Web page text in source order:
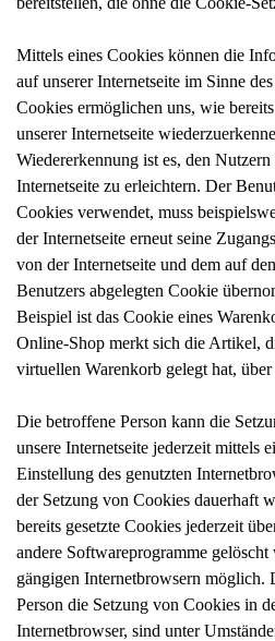
Mittels eines Cookies können die
auf unserer Internetseite im Sinne
Cookies ermöglichen uns, wie
unserer Internetseite
Wiedererkennung ist es, den
Internetseite zu erleichtern. Der
Cookies verwendet, muss
der Internetseite erneut seine
von der Internetseite und dem auf
Benutzers abgelegten Cookie
Beispiel ist das Cookie eines
Online-Shop merkt sich die Artikel,
virtuellen Warenkorb gelegt hat,
Die betroffene Person kann die
unsere Internetseite jederzeit mittels
Einstellung des genutzten
der Setzung von Cookies dauerhaft
bereits gesetzte Cookies jederzeit
andere Softwareprogramme
gängigen Internetbrowsern möglich.
Person die Setzung von Cookies in
Internetbrowser, sind unter